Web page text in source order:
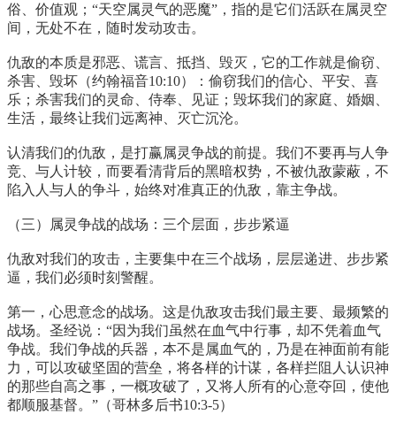
俗、价值观；“天空属灵气的恶魔”，指的是它们活跃在属灵空
间，无处不在，随时发动攻击。
仇敌的本质是邪恶、谎言、抵挡、毁灭，它的工作就是偷窃、
杀害、毁坏（约翰福音10:10）：偷窃我们的信心、平安、喜
乐；杀害我们的灵命、侍奉、见证；毁坏我们的家庭、婚姻、
生活，最终让我们远离神、灭亡沉沦。
认清我们的仇敌，是打赢属灵争战的前提。我们不要再与人争
竞、与人计较，而要看清背后的黑暗权势，不被仇敌蒙蔽，不
陷入人与人的争斗，始终对准真正的仇敌，靠主争战。
（三）属灵争战的战场：三个层面，步步紧逼
仇敌对我们的攻击，主要集中在三个战场，层层递进、步步紧
逼，我们必须时刻警醒。
第一，心思意念的战场。这是仇敌攻击我们最主要、最频繁的
战场。圣经说：“因为我们虽然在血气中行事，却不凭着血气
争战。我们争战的兵器，本不是属血气的，乃是在神面前有能
力，可以攻破坚固的营垒，将各样的计谋，各样拦阻人认识神
的那些自高之事，一概攻破了，又将人所有的心意夺回，使他
都顺服基督。”（哥林多后书10:3-5）